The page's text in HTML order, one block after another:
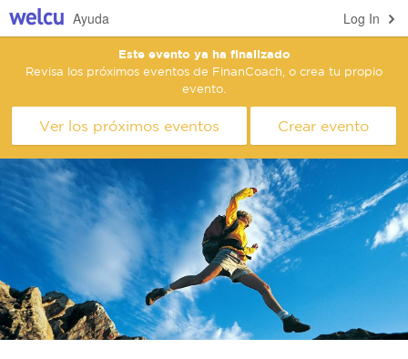
Log In
Ayuda
Este evento ya ha finalizado
Revisa los próximos eventos de FinanCoach, o crea tu propio
evento.
Ver los próximos eventos Crear evento